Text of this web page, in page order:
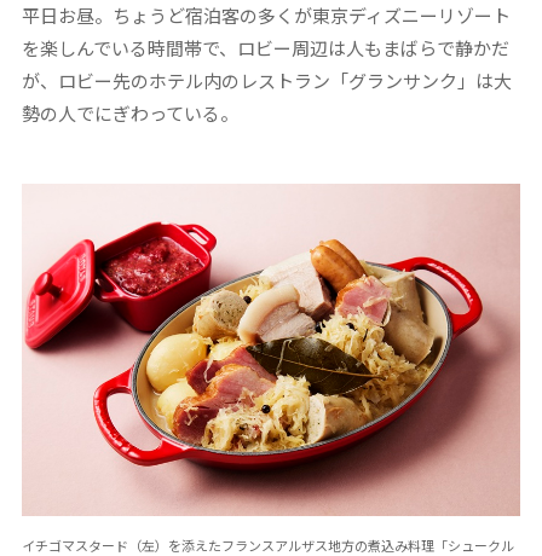
平日お昼。ちょうど宿泊客の多くが東京ディズニーリゾート
を楽しんでいる時間帯で、ロビー周辺は人もまばらで静かだ
が、ロビー先のホテル内のレストラン「グランサンク」は大
勢の人でにぎわっている。
イチゴマスタード（左）を添えたフランスアルザス地方の煮込み料理「シュークル